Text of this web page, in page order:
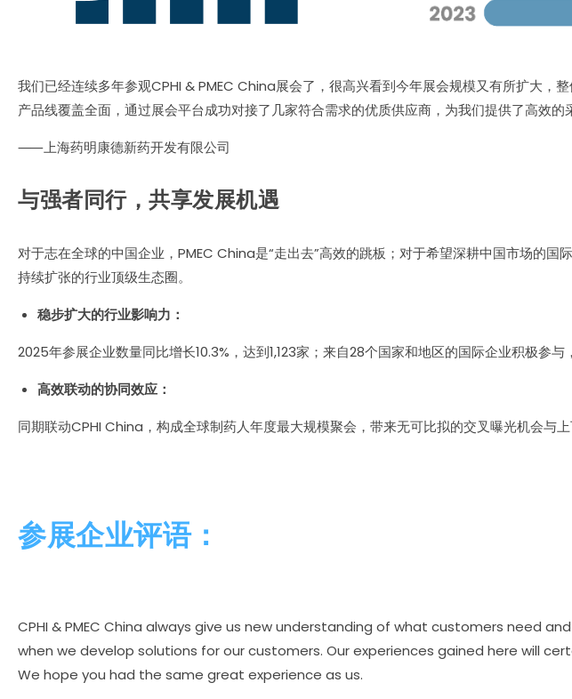
我们已经连续多年参观CPHI & PMEC China展会了，很高兴看到今年展会规模又有所扩大，
产品线覆盖全面，通过展会平台成功对接了几家符合需求的优质供应商，为我们提供了高效的
⸺上海药明康德新药开发有限公司
与强者同行，共享发展机遇
对于志在全球的中国企业，PMEC China是“走出去”高效的跳板；对于希望深耕中国市场的国
持续扩张的行业顶级生态圈。
稳步扩大的行业影响力：
2025年参展企业数量同比增长10.3%，达到1,123家；来自28个国家和地区的国际企业积极参与
高效联动的协同效应：
同期联动CPHI China，构成全球制药人年度最大规模聚会，带来无可比拟的交叉曝光机会与上
参展企业评语：
CPHI & PMEC China always give us new understanding of what customers need
when we develop solutions for our customers. Our experiences gained here will
We hope you had the same great experience as us.